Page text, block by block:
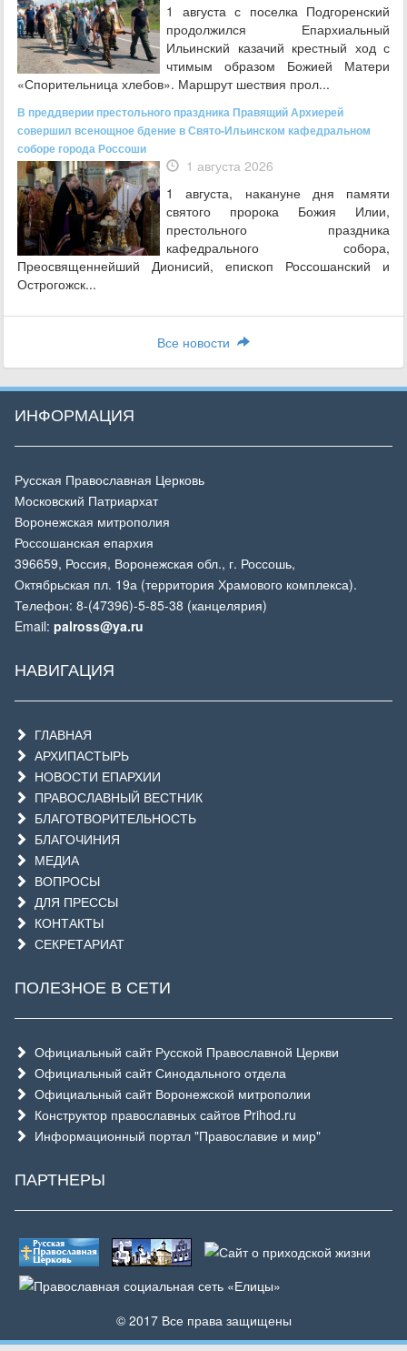
1 августа с поселка Подгоренский
продолжился Епархиальный
Ильинский казачий крестный ход с
чтимым образом Божией Матери
«Спорительница хлебов». Маршрут шествия прол...
В преддверии престольного праздника Правящий Архиерей
совершил всенощное бдение в Свято-Ильинском кафедральном
соборе города Россоши
1 августа 2026
1 августа, накануне дня памяти
святого пророка Божия Илии,
престольного праздника
кафедрального собора,
Преосвященнейший Дионисий, епископ Россошанский и
Острогожск...
Все новости
ИНФОРМАЦИЯ
Русская Православная Церковь
Московский Патриархат
Воронежская митрополия
Россошанская епархия
396659, Россия, Воронежская обл., г. Россошь,
Октябрьская пл. 19а (территория Храмового комплекса).
Телефон: 8-(47396)-5-85-38 (канцелярия)
Email: palross@ya.ru
НАВИГАЦИЯ
ГЛАВНАЯ
АРХИПАСТЫРЬ
НОВОСТИ ЕПАРХИИ
ПРАВОСЛАВНЫЙ ВЕСТНИК
БЛАГОТВОРИТЕЛЬНОСТЬ
БЛАГОЧИНИЯ
МЕДИА
ВОПРОСЫ
ДЛЯ ПРЕССЫ
КОНТАКТЫ
СЕКРЕТАРИАТ
ПОЛЕЗНОЕ В СЕТИ
Официальный сайт Русской Православной Церкви
Официальный сайт Синодального отдела
Официальный сайт Воронежской митрополии
Конструктор православных сайтов Prihod.ru
Информационный портал "Православие и мир"
ПАРТНЕРЫ
© 2017 Все права защищены